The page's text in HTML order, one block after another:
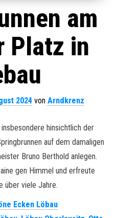
am
Platz in
2024von Arndkrenz
insbesondere hinsichtlich der
auf dem damaligen
Bruno Berthold anlegen.
gen Himmel und erfreute
über viele Jahre.
Ecken Löbau